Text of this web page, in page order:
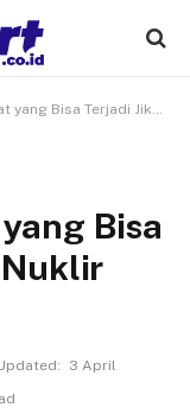
Terjadi Jika Perang Nuklir Pecah
Bisa
Nuklir
3 April